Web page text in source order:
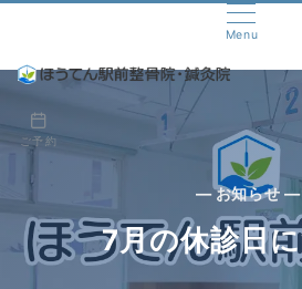
Menu
ご予約
— お知らせ —
7月の休診日